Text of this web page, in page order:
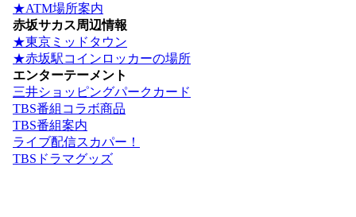
★ATM場所案内
赤坂サカス周辺情報
★東京ミッドタウン
★赤坂駅コインロッカーの場所
エンターテーメント
三井ショッピングパークカード
TBS番組コラボ商品
TBS番組案内
ライブ配信スカパー！
TBSドラマグッズ